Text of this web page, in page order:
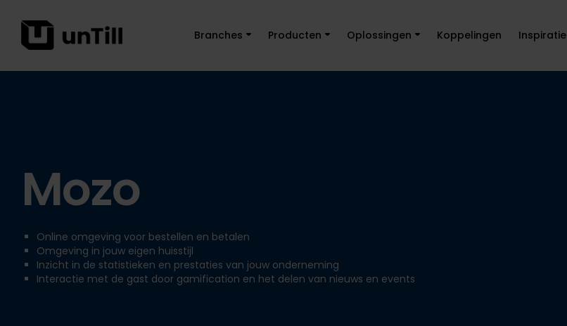
Branches Producten Oplossingen Koppelingen Inspiratie
Mozo
Online omgeving voor bestellen en betalen
Omgeving in jouw eigen huisstijl
Inzicht in de statistieken en prestaties van jouw onderneming
Interactie met de gast door gamification en het delen van nieuws en events